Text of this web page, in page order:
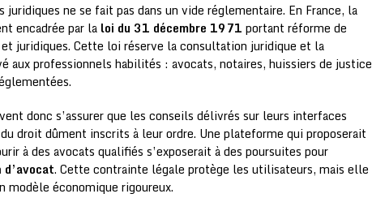
ne se fait pas dans un vide réglementaire. En France, la
encadrée par la loi du 31 décembre 1971 portant réforme de
juridiques. Cette loi réserve la consultation juridique et la
aux professionnels habilités : avocats, notaires, huissiers de justice
donc s’assurer que les conseils délivrés sur leurs interfaces
droit dûment inscrits à leur ordre. Une plateforme qui proposerait
à des avocats qualifiés s’exposerait à des poursuites pour
. Cette contrainte légale protège les utilisateurs, mais elle
modèle économique rigoureux.